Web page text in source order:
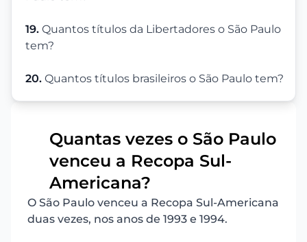
19. Quantos títulos da Libertadores o São Paulo
tem?
20. Quantos títulos brasileiros o São Paulo tem?
Quantas vezes o São Paulo
venceu a Recopa Sul-
Americana?
O São Paulo venceu a Recopa Sul-Americana
duas vezes, nos anos de 1993 e 1994.